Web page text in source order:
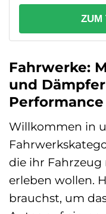
ZUM
Fahrwerke:
und
Willkommen in
die ihr
erleben wollen.
brauchst, um